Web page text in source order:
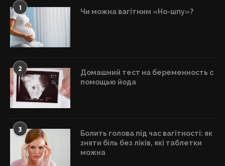
1 Чи можна вагітним «Но-шпу»?
2
Домашний тест на беременность с
помощью йода
3
Болить голова під час вагітності: як
зняти біль без ліків, які таблетки
можна